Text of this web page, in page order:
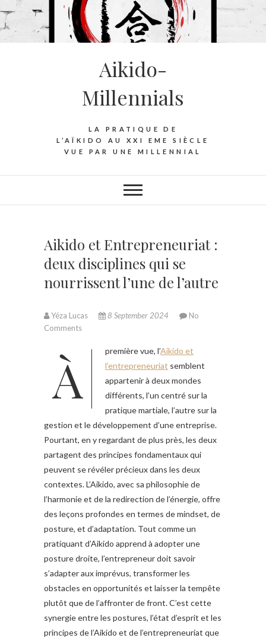
Aikido-
Millennials
LA PRATIQUE DE
L’AÏKIDO AU XXI EME SIÈCLE
VUE PAR UNE MILLENNIAL
Aikido et Entrepreneuriat :
deux disciplines qui se
nourrissent l’une de l’autre
Yéza Lucas 8 September 2024
No
Comments
À première vue, l’Aikido et
l’entrepreneuriat semblent
appartenir à deux mondes
différents, l’un centré sur la
pratique martiale, l’autre sur la
gestion et le développement d’une entreprise.
Pourtant, en y regardant de plus près, les deux
partagent des principes fondamentaux qui
peuvent se révéler précieux dans les deux
contextes. L’Aikido, avec sa philosophie de
l’harmonie et de la redirection de l’énergie, offre
des leçons profondes en termes de mindset, de
posture, et d’adaptation. Tout comme un
pratiquant d’Aikido apprend à adopter une
posture droite, l’entrepreneur doit savoir
s’adapter aux imprévus, transformer les
obstacles en opportunités et laisser la tempête
plutôt que de l’affronter de front. C’est cette
synergie entre les postures, l’état d’esprit et les
principes de l’Aikido et de l’entrepreneuriat que